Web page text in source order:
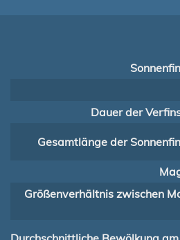
Dauer der
Gesamtlänge der
Größenverhältnis zwischen